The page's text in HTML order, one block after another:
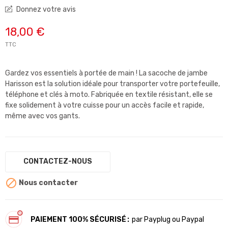
Donnez votre avis
18,00 €
TTC
Gardez vos essentiels à portée de main ! La sacoche de jambe
Harisson est la solution idéale pour transporter votre portefeuille,
téléphone et clés à moto. Fabriquée en textile résistant, elle se
fixe solidement à votre cuisse pour un accès facile et rapide,
même avec vos gants.
CONTACTEZ-NOUS
 Nous contacter
PAIEMENT 100% SÉCURISÉ par Payplug ou Paypal